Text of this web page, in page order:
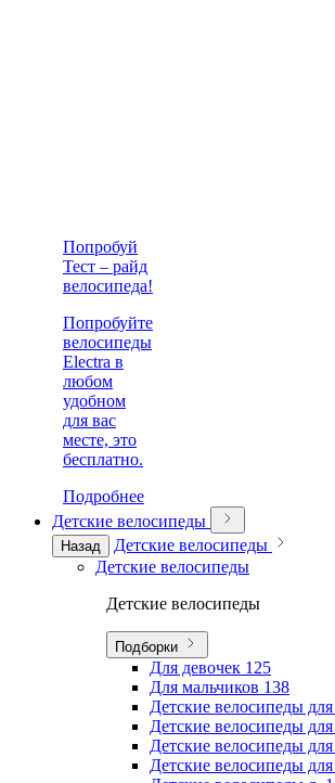
Попробуй
Тест – райд
велосипеда!
Попробуйте
велосипеды
Electra в
любом
удобном
для вас
месте, это
бесплатно.
Подробнее
Детские велосипеды
Назад
Детские велосипеды
Детские велосипеды
Детские велосипеды
Подборки
Для девочек 125
Для мальчиков 138
Детские велосипеды для
Детские велосипеды
Детские велосипеды
Детские велосипеды